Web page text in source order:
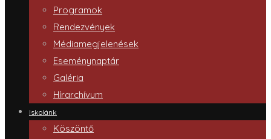
Programok
Rendezvények
Médiamegjelenések
Eseménynaptár
Galéria
Hírarchívum
Iskolánk
Köszöntő